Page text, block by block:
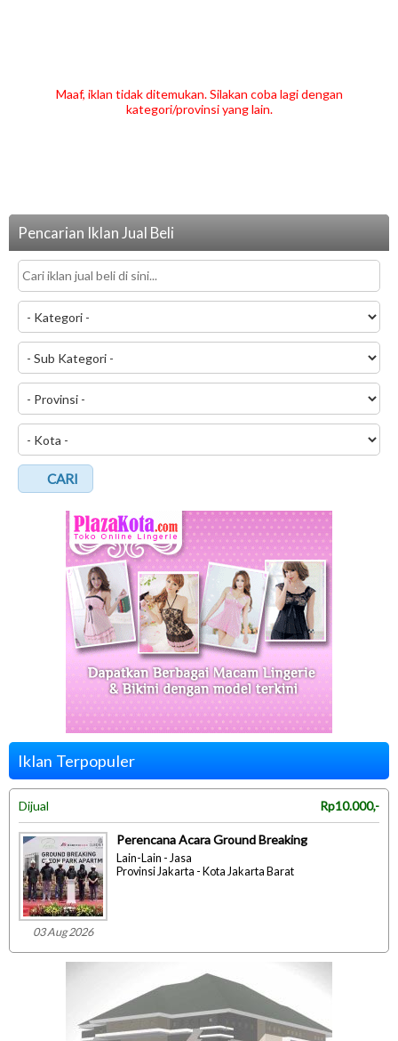
Maaf, iklan tidak ditemukan. Silakan coba lagi dengan
kategori/provinsi yang lain.
Pencarian Iklan Jual Beli
CARI
Iklan Terpopuler
Dijual Rp10.000,-
03 Aug 2026
Perencana Acara Ground Breaking
Lain-Lain - Jasa
Provinsi Jakarta - Kota Jakarta Barat